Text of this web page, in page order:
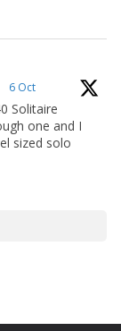
6 Oct
Solitaire
one and I
sized solo